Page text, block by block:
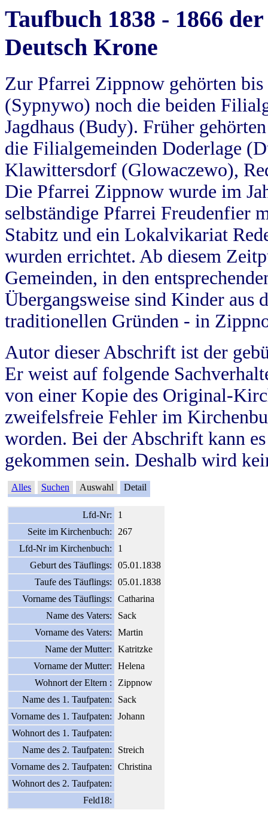
Taufbuch 1838 - 1866
Deutsch Krone
Zur Pfarrei Zippnow gehörten
(Sypnywo) noch die beiden
Jagdhaus (Budy). Früher
die Filialgemeinden Doderlage
Klawittersdorf (Glowaczewo),
Die Pfarrei Zippnow wurde im
selbständige Pfarrei Freudenfier
Stabitz und ein Lokalvikariat
wurden errichtet. Ab diesem
Gemeinden, in den
Übergangsweise sind Kinder aus
traditionellen Gründen - in
Autor dieser Abschrift ist der
Er weist auf folgende
von einer Kopie des Original-
zweifelsfreie Fehler im
worden. Bei der Abschrift kann
gekommen sein. Deshalb wird
Alles Suchen Auswahl Detail
Lfd-Nr:
1
Seite im Kirchenbuch:
267
Lfd-Nr im Kirchenbuch:
1
Geburt des Täuflings:
05.01.1838
Taufe des Täuflings:
05.01.1838
Vorname des Täuflings:
Catharina
Name des Vaters:
Sack
Vorname des Vaters:
Martin
Name der Mutter:
Katritzke
Vorname der Mutter:
Helena
Wohnort der Eltern :
Zippnow
Name des 1. Taufpaten:
Sack
Vorname des 1. Taufpaten:
Johann
Wohnort des 1. Taufpaten:
Name des 2. Taufpaten:
Streich
Vorname des 2. Taufpaten:
Christina
Wohnort des 2. Taufpaten:
Feld18: